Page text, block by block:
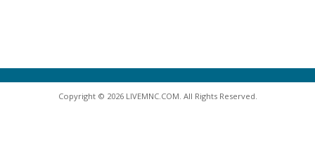
Copyright © 2026 LIVEMNC.COM. All Rights Reserved.